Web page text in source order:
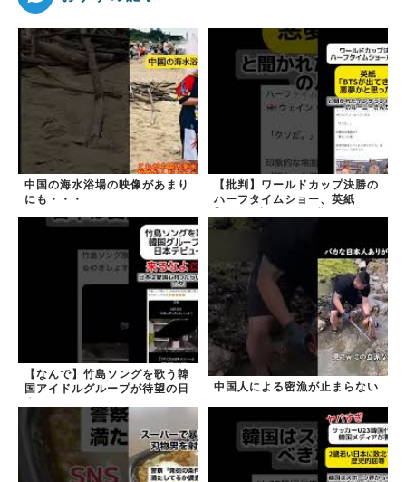
中国の海水浴場の映像があまり
にも・・・
【批判】ワールドカップ決勝の
ハーフタイムショー、英紙
た｣
【なんで】竹島ソングを歌う韓
国アイドルグループが待望の日
中国人による密漁が止まらない